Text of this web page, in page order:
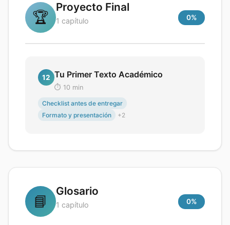
🏆
Proyecto Final
1 capítulo 0%
12 Tu Primer Texto Académico
⏱️ 10 min
Checklist antes de entregar
Formato y presentación
+2
📘
Glosario
1 capítulo 0%